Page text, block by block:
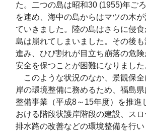
た。二つの島は昭和30 (1955)年ご
を速め、海中の島からはマツの木
ていきました。陸の島はさらに侵
島は崩れてしまいました。その後
進み、ひび割れが目立ち崩落の危
安全を保つことが困難になりました
このような状況のなか、景観保
岸の環境整備に務めるため、福島
整備事業（平成8～15年度）を推進
おける階段状護岸階段の建設、スロ
排水路の改善などの環境整備を行い